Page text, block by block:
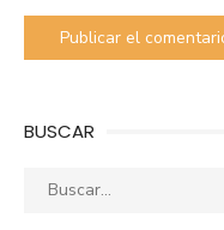
BUSCAR
Buscar: